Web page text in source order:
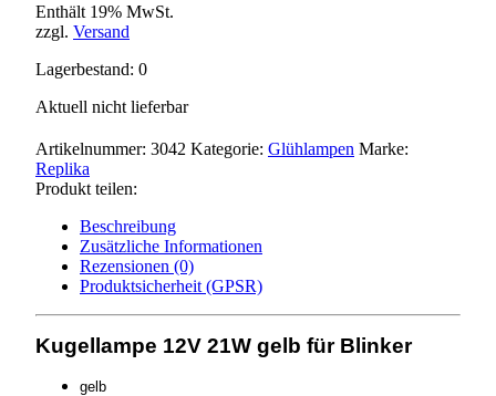
Enthält 19% MwSt.
zzgl. Versand
Lagerbestand: 0
Aktuell nicht lieferbar
Artikelnummer: 3042 Kategorie: Glühlampen Marke:
Replika
Produkt teilen:
Beschreibung
Zusätzliche Informationen
Rezensionen (0)
Produktsicherheit (GPSR)
Kugellampe 12V 21W gelb für Blinker
gelb